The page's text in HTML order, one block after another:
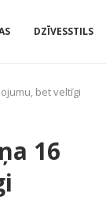
DZĪVESSTILS
bet veltīgi
16